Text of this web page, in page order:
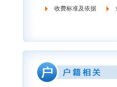
收费标准及依据